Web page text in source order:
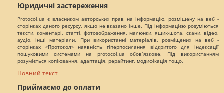
Юридичні застереження
Protocol.ua є власником авторських прав на інформацію, розміщену на веб -
сторінках даного ресурсу, якщо не вказано інше. Під інформацією розуміються
тексти, коментарі, статті, фотозображення, малюнки, ящик-шота, скани, відео,
аудіо, інші матеріали. При використанні матеріалів, розміщених на веб -
сторінках «Протокол» наявність гіперпосилання відкритого для індексації
пошуковими системами на protocol.ua обов`язкове. Під використанням
розуміється копіювання, адаптація, рерайтинг, модифікація тощо.
Повний текст
Приймаємо до оплати